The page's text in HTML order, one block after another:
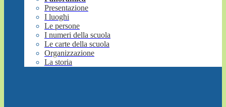
Presentazione
I luoghi
Le persone
I numeri della scuola
Le carte della scuola
Organizzazione
La storia